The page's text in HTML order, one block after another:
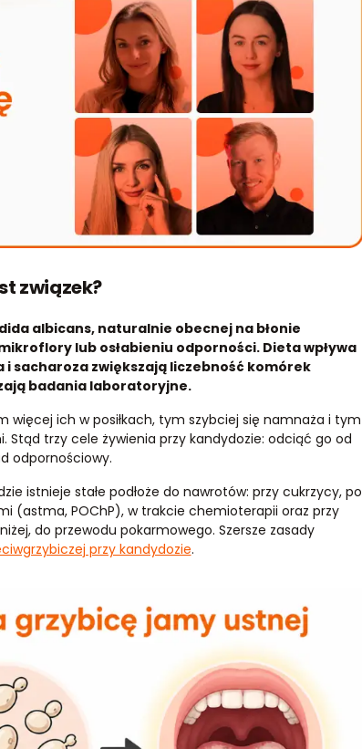
związek?
albicans, naturalnie obecnej na błonie
lub osłabieniu odporności. Dieta wpływa
i sacharoza zwiększają liczebność komórek
badania laboratoryjne.
więcej ich w posiłkach, tym szybciej się namnaża i tym
trzy cele żywienia przy kandydozie: odciąć go od
odpornościowy.
istnieje stałe podłoże do nawrotów: przy cukrzycy, po
(astma, POChP), w trakcie chemioterapii oraz przy
do przewodu pokarmowego. Szersze zasady
przy kandydozie.